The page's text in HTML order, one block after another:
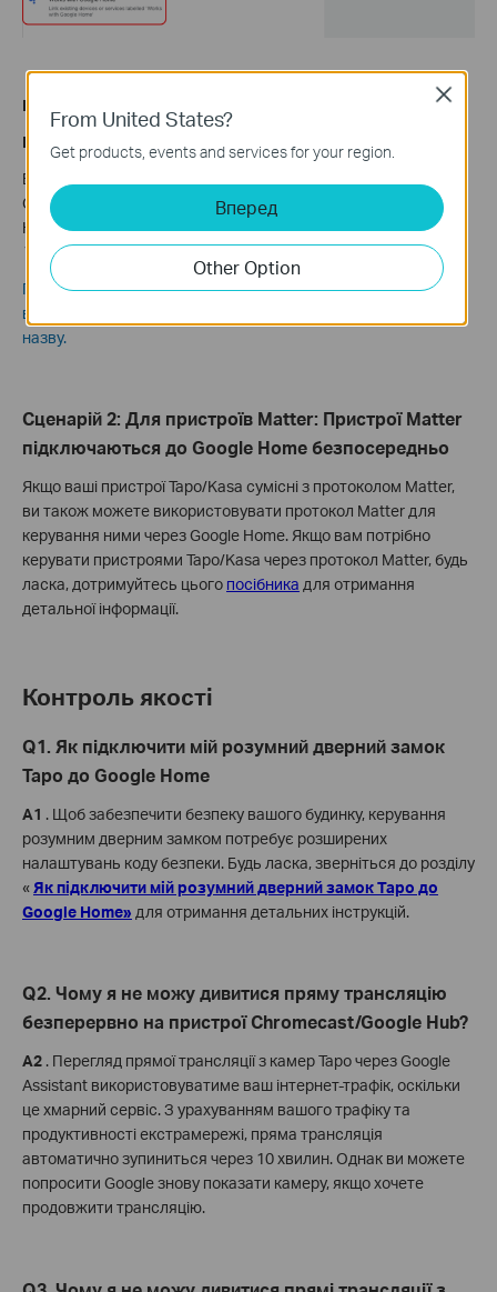
Крок 4
Насолоджуйтесь!
Ви можете транслювати відео з камери Tapo на дисплей
Google Nest за допомогою простих голосових команд.
Наприклад: «Hey Google, покажи моюрозумну Wi-Fi камеру
Tapo».
Примітка: Щоразу, коли ви змінюєте назву пристрою Tapo,
вам потрібно буде знову знайти пристрій, щоб оновити його
назву.
Сценарій 2: Для пристроїв Matter: Пристрої Matter
підключаються до Google Home безпосередньо
Якщо ваші пристрої Tapo/Kasa сумісні з протоколом Matter,
ви також можете використовувати протокол Matter для
керування ними через Google Home. Якщо вам потрібно
керувати пристроями Tapo/Kasa через протокол Matter, будь
ласка, дотримуйтесь цього посібника для отримання
детальної інформації.
Контроль якості
Q1. Як підключити мій розумний дверний замок
Tapo до Google Home
A1 . Щоб забезпечити безпеку вашого будинку, керування
розумним дверним замком потребує розширених
налаштувань коду безпеки. Будь ласка, зверніться до розділу
« Як підключити мій розумний дверний замок Tapo до
Google Home» для отримання детальних інструкцій.
Q2. Чому я не можу дивитися пряму трансляцію
безперервно на пристрої Chromecast/Google Hub?
A2 . Перегляд прямої трансляції з камер Tapo через Google
Assistant використовуватиме ваш інтернет-трафік, оскільки
це хмарний сервіс. З урахуванням вашого трафіку та
продуктивності екстрамережі, пряма трансляція
автоматично зупиниться через 10 хвилин. Однак ви можете
попросити Google знову показати камеру, якщо хочете
продовжити трансляцію.
From United States?
Get products, events and services for your region.
Вперед
Other Option
Close